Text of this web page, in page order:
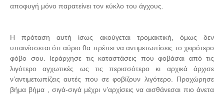
αποφυγή μόνο παρατείνει τον κύκλο του άγχους.
Η πρόταση αυτή ίσως ακούγεται τρομακτική, όμως δεν
υπαινίσσεται ότι αύριο θα πρέπει να αντιμετωπίσεις το χειρότερο
φόβο σου. Ιεράρχησε τις καταστάσεις που φοβάσαι από τις
λιγότερο αγχωτικές ως τις περισσότερο κι αρχικά άρχισε
ν’αντιμετωπίζεις αυτές που σε φοβίζουν λιγότερο. Προχώρησε
βήμα βήμα , σιγά-σιγά μέχρι ν’αρχίσεις να αισθάνεσαι πιο άνετα